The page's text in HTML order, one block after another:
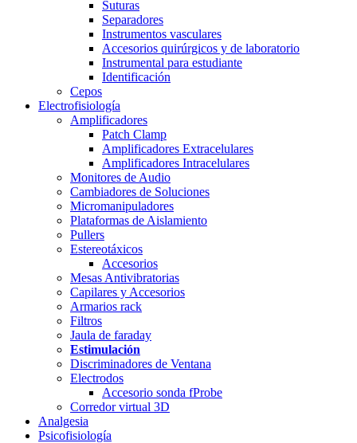
Suturas
Separadores
Instrumentos vasculares
Accesorios quirúrgicos y de laboratorio
Instrumental para estudiante
Identificación
Cepos
Electrofisiología
Amplificadores
Patch Clamp
Amplificadores Extracelulares
Amplificadores Intracelulares
Monitores de Audio
Cambiadores de Soluciones
Micromanipuladores
Plataformas de Aislamiento
Pullers
Estereotáxicos
Accesorios
Mesas Antivibratorias
Capilares y Accesorios
Armarios rack
Filtros
Jaula de faraday
Estimulación
Discriminadores de Ventana
Electrodos
Accesorio sonda fProbe
Corredor virtual 3D
Analgesia
Psicofisiología